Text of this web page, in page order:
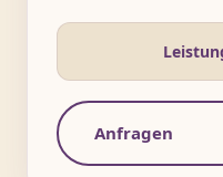
Anfragen